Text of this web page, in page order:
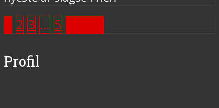
2 3 … 5
Profil